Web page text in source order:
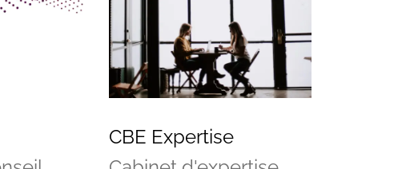
CBE Expertise